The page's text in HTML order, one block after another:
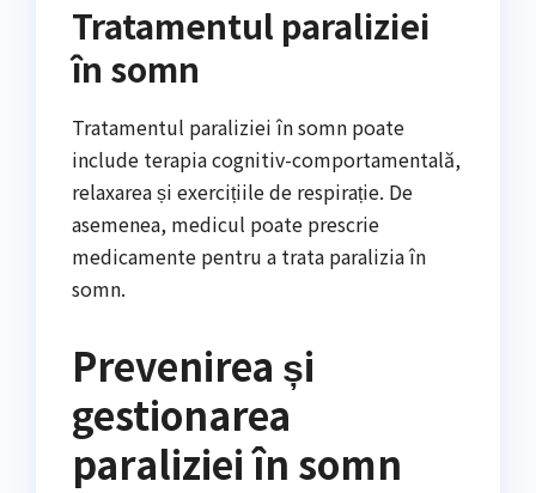
Tratamentul paraliziei
în somn
Tratamentul paraliziei în somn poate
include terapia cognitiv-comportamentală,
relaxarea și exercițiile de respirație. De
asemenea, medicul poate prescrie
medicamente pentru a trata paralizia în
somn.
Prevenirea și
gestionarea
paraliziei în somn